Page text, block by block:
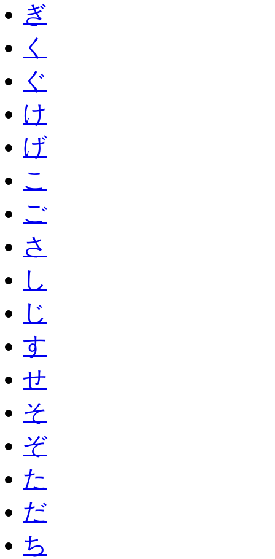
ぎ
く
ぐ
け
げ
こ
ご
さ
し
じ
す
せ
そ
ぞ
た
だ
ち